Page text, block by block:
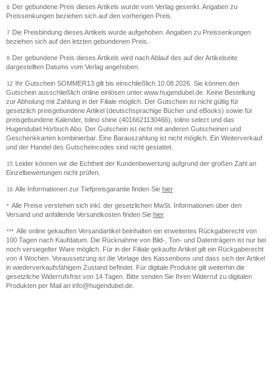
6
Der gebundene Preis dieses Artikels wurde vom Verlag gesenkt. Angaben zu
Preissenkungen beziehen sich auf den vorherigen Preis.
7
Die Preisbindung dieses Artikels wurde aufgehoben. Angaben zu Preissenkungen
beziehen sich auf den letzten gebundenen Preis.
8
Der gebundene Preis dieses Artikels wird nach Ablauf des auf der Artikelseite
dargestellten Datums vom Verlag angehoben.
12
Ihr Gutschein SOMMER13 gilt bis einschließlich 10.08.2026. Sie können den
Gutschein ausschließlich online einlösen unter www.hugendubel.de. Keine Bestellung
zur Abholung mit Zahlung in der Filiale möglich. Der Gutschein ist nicht gültig für
gesetzlich preisgebundene Artikel (deutschsprachige Bücher und eBooks) sowie für
preisgebundene Kalender, tolino shine (4016621130466), tolino select und das
Hugendubel Hörbuch Abo. Der Gutschein ist nicht mit anderen Gutscheinen und
Geschenkkarten kombinierbar. Eine Barauszahlung ist nicht möglich. Ein Weiterverkauf
und der Handel des Gutscheincodes sind nicht gestattet.
15
Leider können wir die Echtheit der Kundenbewertung aufgrund der großen Zahl an
Einzelbewertungen nicht prüfen.
16 Alle Informationen zur Tiefpreisgarantie finden Sie hier
* Alle Preise verstehen sich inkl. der gesetzlichen MwSt. Informationen über den
Versand und anfallende Versandkosten finden Sie hier
*** Alle online gekauften Versandartikel beinhalten ein erweitertes Rückgaberecht von
100 Tagen nach Kaufdatum. Die Rücknahme von Bild-, Ton- und Datenträgern ist nur bei
noch versiegelter Ware möglich. Für in der Filiale gekaufte Artikel gilt ein Rückgaberecht
von 4 Wochen. Voraussetzung ist die Vorlage des Kassenbons und dass sich der Artikel
in wiederverkaufsfähigem Zustand befindet. Für digitale Produkte gilt weiterhin die
gesetzliche Widerrufsfrist von 14 Tagen. Bitte senden Sie Ihren Widerruf zu digitalen
Produkten per Mail an info@hugendubel.de.